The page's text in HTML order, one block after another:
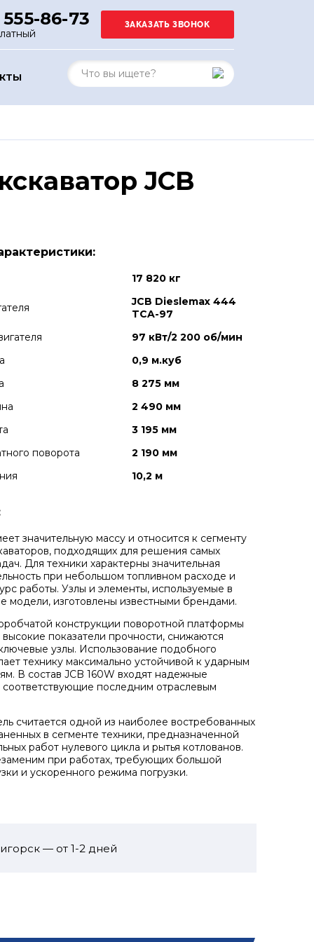
86-73
JCB
17 820 кг
JCB Dieslemax 444
TCA-97
97 кВт/2 200 об/мин
0,9 м.куб
8 275 мм
2 490 мм
3 195 мм
поворота
2 190 мм
10,2 м
значительную массу и относится к сегменту
подходящих для решения самых
Для техники характерны значительная
при небольшом топливном расходе и
работы. Узлы и элементы, используемые в
модели, изготовлены известными брендами.
конструкции поворотной платформы
высокие показатели прочности, снижаются
узлы. Использование подобного
технику максимально устойчивой к ударным
В состав JCB 160W входят надежные
последним отраслевым
считается одной из наиболее востребованных
в сегменте техники, предназначенной
работ нулевого цикла и рытья котлованов.
при работах, требующих большой
и ускоренного режима погрузки.
— от 1-2 дней